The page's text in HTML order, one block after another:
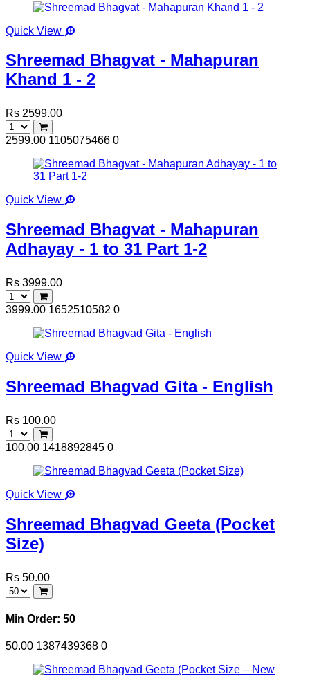
Quick View
Shreemad Bhagvat - Mahapuran
Khand 1 - 2
Rs 2599.00
2599.00 1105075466 0
Quick View
Shreemad Bhagvat - Mahapuran
Adhayay - 1 to 31 Part 1-2
Rs 3999.00
3999.00 1652510582 0
Quick View
Shreemad Bhagvad Gita - English
Rs 100.00
100.00 1418892845 0
Quick View
Shreemad Bhagvad Geeta (Pocket
Size)
Rs 50.00
Min Order: 50
50.00 1387439368 0